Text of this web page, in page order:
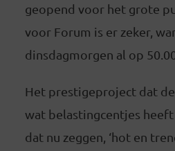
geopend voor het grote
voor Forum is er zeker,
dinsdagmorgen al op
Het prestigeproject dat
wat belastingcentjes heeft
dat nu zeggen, ‘hot en